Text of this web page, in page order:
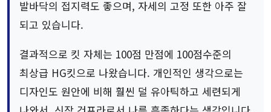
발바닥의 접지력도 좋으며, 자세의 고정 또한 아주 잘
되고 있습니다.
결과적으로 킷 자체는 100점 만점에 100점수준의
최상급 HG킷으로 나왔습니다. 개인적인 생각으로는
디자인도 원안에 비해 훨씬 덜 유아틱하고 세련되게